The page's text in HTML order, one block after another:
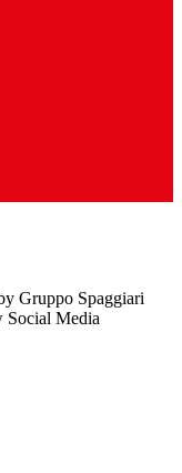
Gruppo Spaggiari
Social Media